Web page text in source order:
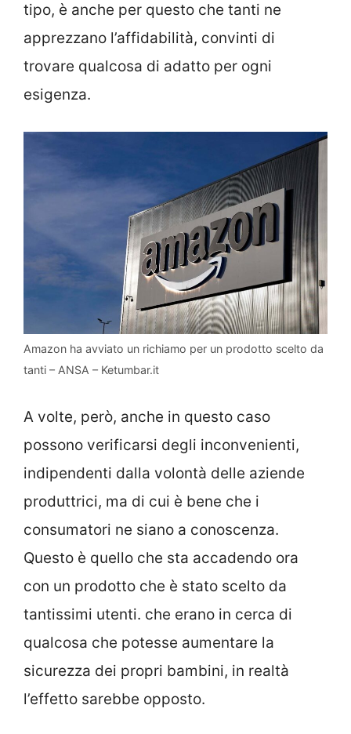
tipo, è anche per questo che tanti ne
apprezzano l’affidabilità, convinti di
trovare qualcosa di adatto per ogni
esigenza.
Amazon ha avviato un richiamo per un prodotto scelto da
tanti – ANSA – Ketumbar.it
A volte, però, anche in questo caso
possono verificarsi degli inconvenienti,
indipendenti dalla volontà delle aziende
produttrici, ma di cui è bene che i
consumatori ne siano a conoscenza.
Questo è quello che sta accadendo ora
con un prodotto che è stato scelto da
tantissimi utenti. che erano in cerca di
qualcosa che potesse aumentare la
sicurezza dei propri bambini, in realtà
l’effetto sarebbe opposto.